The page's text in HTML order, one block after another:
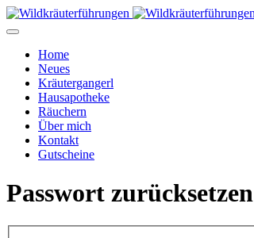
Home
Neues
Kräutergangerl
Hausapotheke
Räuchern
Über mich
Kontakt
Gutscheine
Passwort zurücksetzen